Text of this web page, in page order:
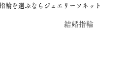
輪を選ぶならジュエリーソネット
結婚指輪